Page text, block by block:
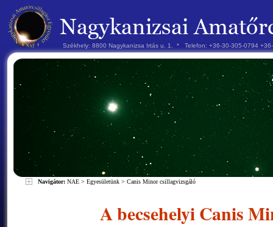
Székhely: 8800 Nagykanizsa Irtás u. 1. * Telefon: +36-30-305-0794
Navigátor: NAE > Egyesületünk > Canis Minor csillagvizsgáló
A becsehelyi Canis